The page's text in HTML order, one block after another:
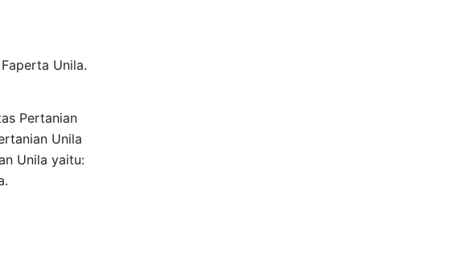
Unila.
Pertanian
Unila
Unila yaitu: